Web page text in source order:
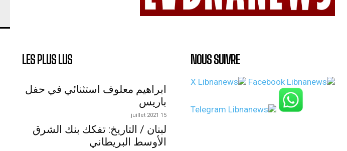
LES PLUS LUS
ابراهيم معلوف استثنائي في حفل
باريس
15 juillet 2021
لبنان / التاريخ: تفكك بنك الشرق
الأوسط البريطاني
NOUS SUIVRE